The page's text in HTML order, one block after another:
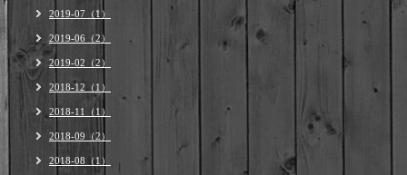
2019-07（1）
2019-06（2）
2019-02（2）
2018-12（1）
2018-11（1）
2018-09（2）
2018-08（1）